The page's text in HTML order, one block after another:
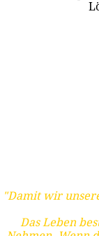
"Damit wir
Das Leben